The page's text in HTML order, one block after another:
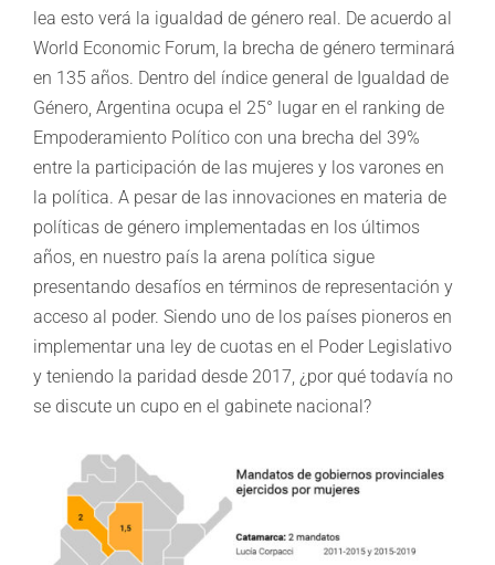
lea esto verá la igualdad de género real. De acuerdo al
World Economic Forum, la brecha de género terminará
en 135 años. Dentro del índice general de Igualdad de
Género, Argentina ocupa el 25° lugar en el ranking de
Empoderamiento Político con una brecha del 39%
entre la participación de las mujeres y los varones en
la política. A pesar de las innovaciones en materia de
políticas de género implementadas en los últimos
años, en nuestro país la arena política sigue
presentando desafíos en términos de representación y
acceso al poder. Siendo uno de los países pioneros en
implementar una ley de cuotas en el Poder Legislativo
y teniendo la paridad desde 2017, ¿por qué todavía no
se discute un cupo en el gabinete nacional?